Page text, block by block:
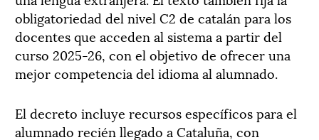
obligatoriedad del nivel C2 de catalán para los
docentes que acceden al sistema a partir del
curso 2025-26, con el objetivo de ofrecer una
mejor competencia del idioma al alumnado.
El decreto incluye recursos específicos para el
alumnado recién llegado a Cataluña, con